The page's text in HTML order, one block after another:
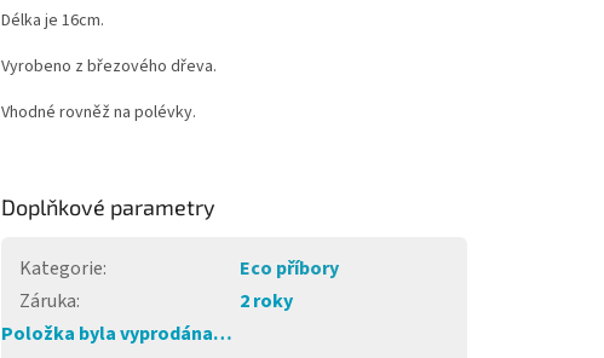
Délka je 16cm.
Vyrobeno z březového dřeva.
Vhodné rovněž na polévky.
Doplňkové parametry
Kategorie:
Eco příbory
Záruka:
2 roky
Položka byla vyprodána…